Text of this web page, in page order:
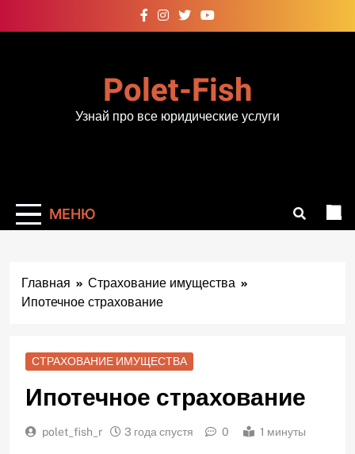
к
Polet-Fish
Узнай про все юридические услуги
МЕНЮ
Главная
Страхование имущества
Ипотечное страхование
СТРАХОВАНИЕ ИМУЩЕСТВА
Ипотечное страхование
polet_fish_r 3 года спустя 0 1 минуты